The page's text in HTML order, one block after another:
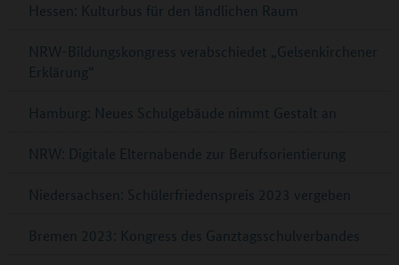
Hessen: Kulturbus für den ländlichen Raum
NRW-Bildungskongress verabschiedet „Gelsenkirchener
Erklärung“
Hamburg: Neues Schulgebäude nimmt Gestalt an
NRW: Digitale Elternabende zur Berufsorientierung
Niedersachsen: Schülerfriedenspreis 2023 vergeben
Bremen 2023: Kongress des Ganztagsschulverbandes